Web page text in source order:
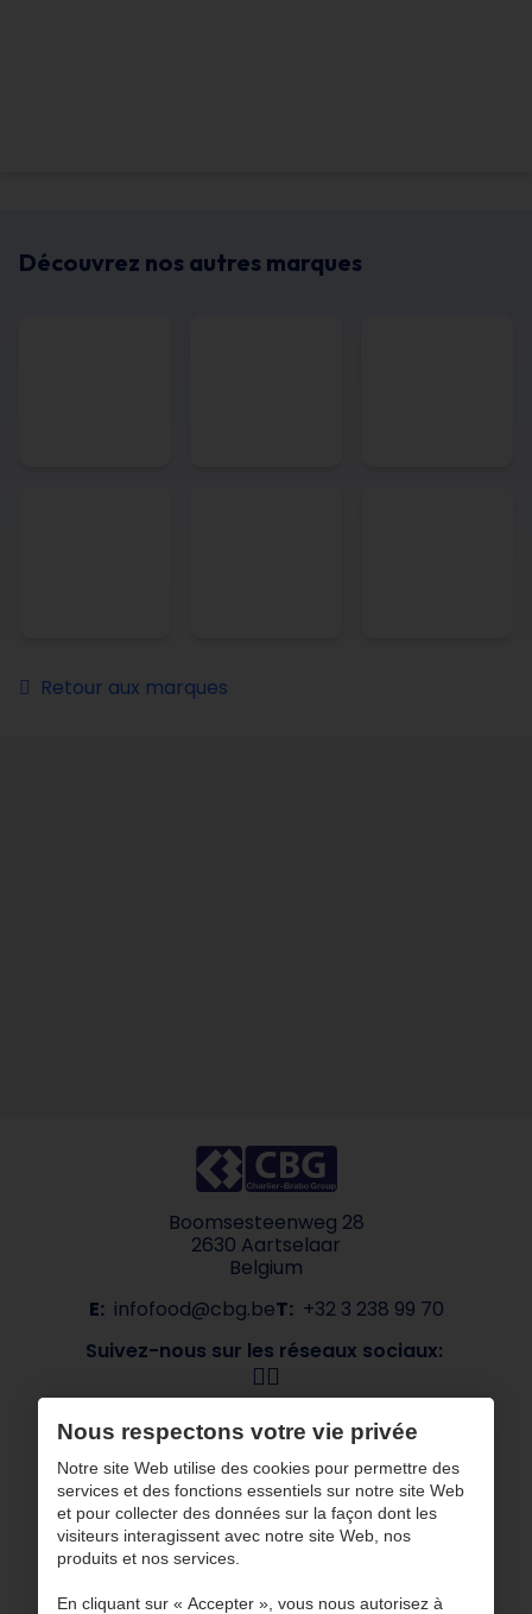
Découvrez nos autres marques
Retour aux marques
Boomsesteenweg 28
2630 Aartselaar
Belgium
E: infofood@cbg.beT: +32 3 238 99 70
Suivez-nous sur les réseaux sociaux:
Navigation
À propos de CBG
Secteurs
ESG
Nos marques
Contact
Nous respectons votre vie privée
Notre site Web utilise des cookies pour permettre des
services et des fonctions essentiels sur notre site Web
et pour collecter des données sur la façon dont les
visiteurs interagissent avec notre site Web, nos
produits et nos services.
En cliquant sur « Accepter », vous nous autorisez à